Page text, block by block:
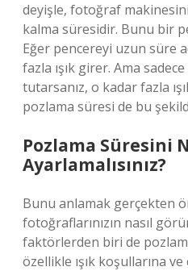
deyişle, fotoğraf
kalma süresidir. Bunu bir
Eğer pencereyi uzun süre
fazla ışık girer. Ama
tutarsanız, o kadar fazla
pozlama süresi de bu
Pozlama Süresini
Ayarlamalısınız?
Bunu anlamak gerçekten
fotoğraflarınızın nasıl
faktörlerden biri de
özellikle ışık koşullarına